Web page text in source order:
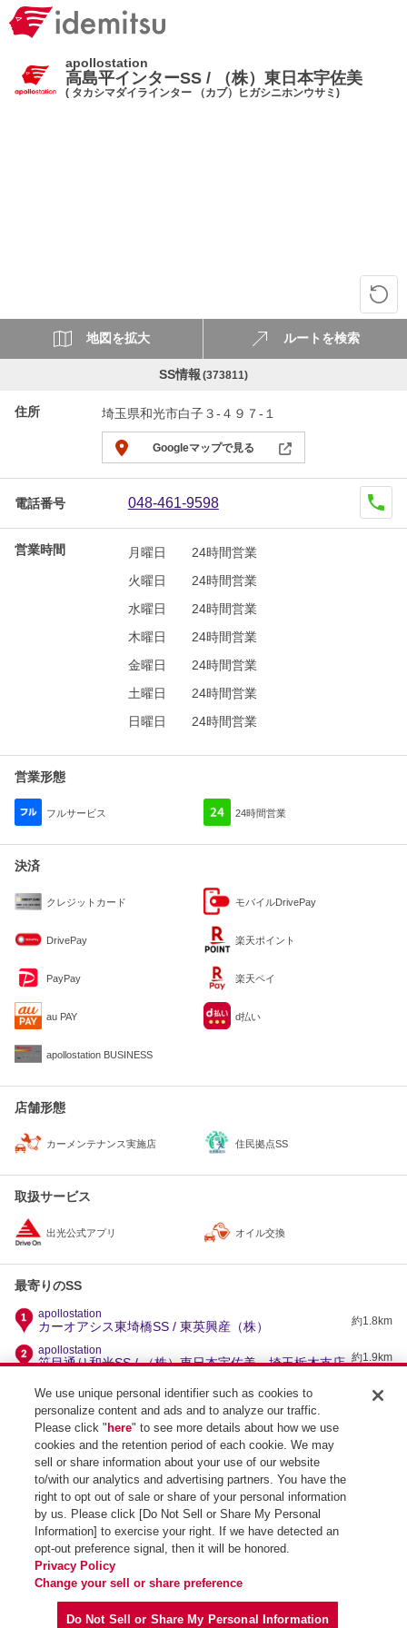
apollostation
高島平インターSS / （株）東日本宇佐美
( タカシマダイラインター （カブ）ヒガシニホンウサミ)
SS情報 (373811)
住所 埼玉県和光市白子３-４９７-１
Googleマップで見る
電話番号 048-461-9598
営業時間 月曜日
24時間営業
火曜日
24時間営業
水曜日
24時間営業
木曜日
24時間営業
金曜日
24時間営業
土曜日
24時間営業
日曜日
24時間営業
地図を拡大 ルートを検索
営業形態
フルサービス 24時間営業
決済
クレジットカード モバイルDrivePay
DrivePay 楽天ポイント
PayPay 楽天ペイ
au PAY d払い
apollostation BUSINESS
店舗形態
カーメンテナンス実施店 住民拠点SS
取扱サービス
出光公式アプリ オイル交換
最寄りのSS
apollostation
カーオアシス東埼橋SS / 東英興産（株） 約1.8km
apollostation
笹目通り和光SS / （株）東日本宇佐美 埼玉栃木支店 約1.9km
apollostation
外環和光北インターSS / エネクスフリート（株） 約1.9km
apollostation
セルフ高島平SS / 平岩石油販売（株）
apollostation
セルフ徳丸SS / イタバシ（株）
SS検索トップ
We use unique personal identifier such as cookies to
personalize content and ads and to analyze our traffic.
Please click " here" to see more details about how we use
cookies and the retention period of each cookie. We may
sell or share information about your use of our website
to/with our analytics and advertising partners. You have the
right to opt out of sale or share of your personal information
by us. Please click [Do Not Sell or Share My Personal
Information] to exercise your right. If we have detected an
opt-out preference signal, then it will be honored.
Privacy Policy
Change your sell or share preference
Do Not Sell or Share My Personal Information